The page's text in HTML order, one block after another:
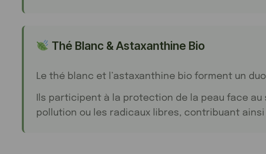
Thé Blanc & Astaxanthine Bio
Le thé blanc et l’astaxanthine bio forment un
Ils participent à la protection de la peau face
pollution ou les radicaux libres, contribuant